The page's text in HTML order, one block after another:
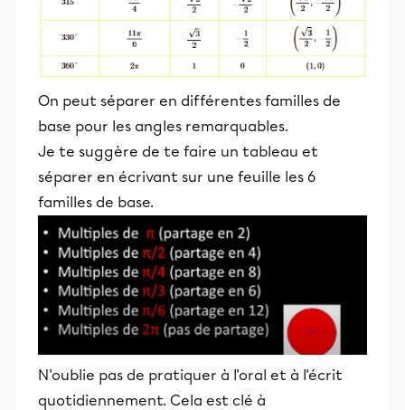
On peut séparer en différentes familles de
base pour les angles remarquables.
Je te suggère de te faire un tableau et
séparer en écrivant sur une feuille les 6
familles de base.
N'oublie pas de pratiquer à l'oral et à l'écrit
quotidiennement. Cela est clé à